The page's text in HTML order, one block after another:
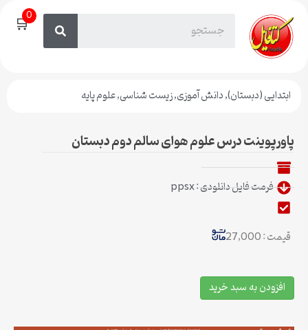
🛒0
ابتدایی (دبستان),دانش آموزی,زیست شناسی,علوم پایه
پاورپوینت درس علوم هوای سالم دوم دبستان
فرمت فایل دانلودی : ppsx
قیمت : 27,000
افزودن به سبد خرید